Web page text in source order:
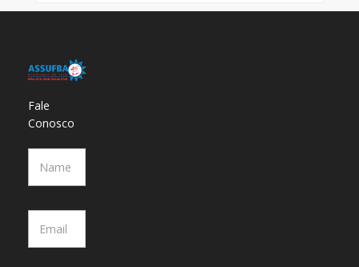
Fale
Conosco